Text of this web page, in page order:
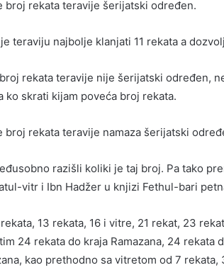
broj rekata teravije šerijatski određen.
teraviju najbolje klanjati 11 rekata a
rekata teravije nije šerijatski određen,
ko skrati kijam poveća broj rekata.
broj rekata teravije namaza šerijatski
razišli koliki je taj broj. Pa tako
vitr i Ibn Hadžer u knjizi Fethul-bari
13 rekata, 16 i vitre, 21 rekat, 23
24 rekata do kraja Ramazana, 24 rekata
kao prethodno sa vitretom od 7